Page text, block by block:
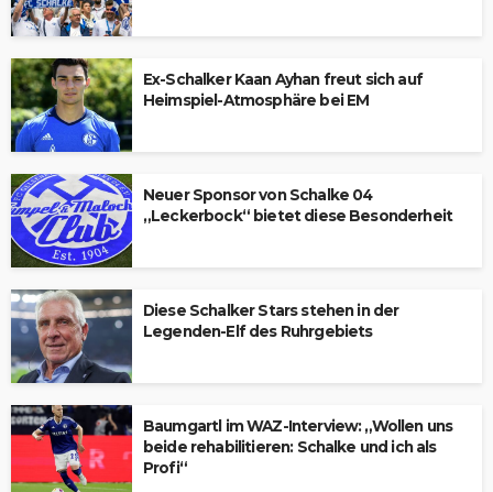
Ex-Schalker Kaan Ayhan freut sich auf
Heimspiel-Atmosphäre bei EM
Neuer Sponsor von Schalke 04
„Leckerbock“ bietet diese Besonderheit
Diese Schalker Stars stehen in der
Legenden-Elf des Ruhrgebiets
Baumgartl im WAZ-Interview: „Wollen uns
beide rehabilitieren: Schalke und ich als
Profi“